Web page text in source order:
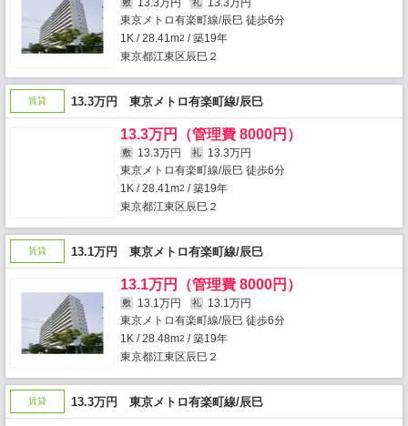
敷 13.3万円 礼
13.3万円
東京メトロ有楽町線/辰巳 徒歩6分
1K / 28.41m2 / 築19年
東京都江東区辰巳２
賃貸 13.3万円 東京メトロ有楽町線/辰巳
13.3万円（管理費 8000円）
敷 13.3万円 礼
13.3万円
東京メトロ有楽町線/辰巳 徒歩6分
1K / 28.41m2 / 築19年
東京都江東区辰巳２
賃貸 13.1万円 東京メトロ有楽町線/辰巳
13.1万円（管理費 8000円）
敷 13.1万円 礼
13.1万円
東京メトロ有楽町線/辰巳 徒歩6分
1K / 28.48m2 / 築19年
東京都江東区辰巳２
賃貸 13.3万円 東京メトロ有楽町線/辰巳